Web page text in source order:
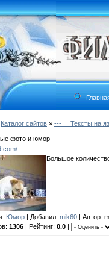
Каталог сайтов » ---__ Тексты на
фото и юмор
Большое
Юмор | Добавил: mik60 | Автор:
1306 | Рейтинг: 0.0 |